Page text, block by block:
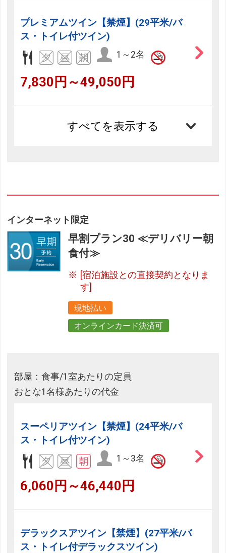
プレミアムツイン【禁煙】(29平米/バ
ス・トイレ付ツイン)
1～2名
7,830円～49,050円
すべてを表示する
インターネット限定
早割プラン30 ≪デリバリー朝
食付≫
[宿泊施設との直接契約となりま
す]
現地払い
オンラインカード決済可
部屋：食事/1室あたりの定員
おとな1名様あたりの代金
スーペリアツイン【禁煙】(24平米/バ
ス・トイレ付ツイン)
1～3名
6,060円～46,440円
デラックスアツイン【禁煙】(27平米/バ
ス・トイレ付デラックスツイン)